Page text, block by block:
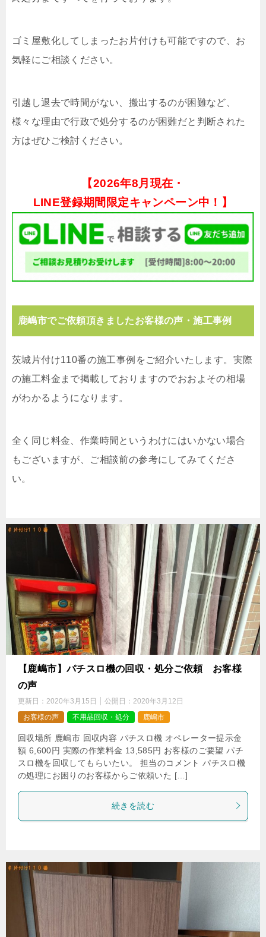
ゴミ屋敷化してしまったお片付けも可能ですので、お
気軽にご相談ください。
引越し退去で時間がない、搬出するのが困難など、
様々な理由で行政で処分するのが困難だと判断された
方はぜひご検討ください。
【2026年8月現在・
LINE登録期間限定キャンペーン中！】
鹿嶋市でご依頼頂きましたお客様の声・施工事例
茨城片付け110番の施工事例をご紹介いたします。実際
の施工料金まで掲載しておりますのでおおよその相場
がわかるようになります。
全く同じ料金、作業時間というわけにはいかない場合
もございますが、ご相談前の参考にしてみてくださ
い。
【鹿嶋市】パチスロ機の回収・処分ご依頼 お客様
の声
更新日： 2020年3月15日 公開日： 2020年3月12日
お客様の声
不用品回収・処分 鹿嶋市
回収場所 鹿嶋市 回収内容 パチスロ機 オペレーター提示金
額 6,600円 実際の作業料金 13,585円 お客様のご要望 パチ
スロ機を回収してもらいたい。 担当のコメント パチスロ機
の処理にお困りのお客様からご依頼いた […]
続きを読む